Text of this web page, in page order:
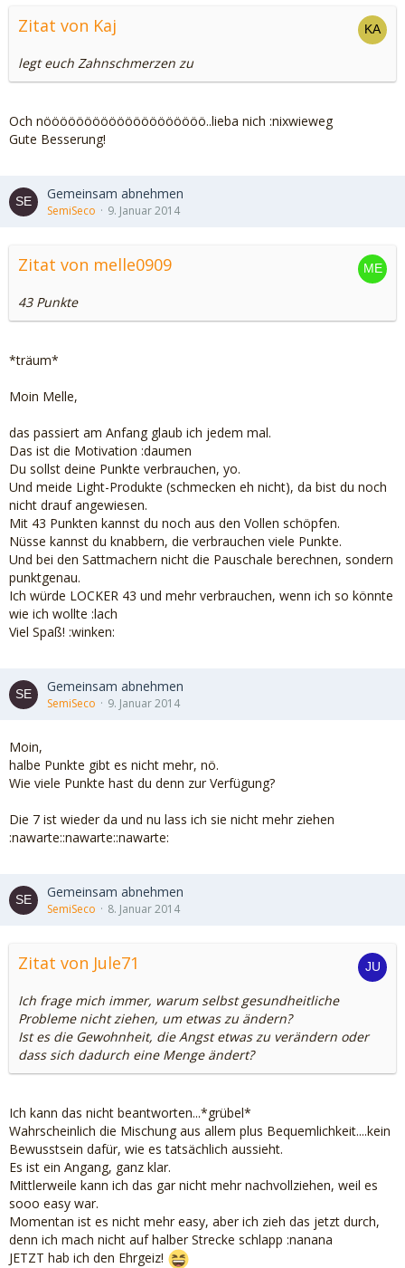
Zitat von Kaj
legt euch Zahnschmerzen zu
Och nöööööööööööööööööööö..lieba nich :nixwieweg
Gute Besserung!
Gemeinsam abnehmen
SemiSeco 9. Januar 2014
Zitat von melle0909
43 Punkte
*träum*
Moin Melle,
das passiert am Anfang glaub ich jedem mal.
Das ist die Motivation :daumen
Du sollst deine Punkte verbrauchen, yo.
Und meide Light-Produkte (schmecken eh nicht), da bist du noch
nicht drauf angewiesen.
Mit 43 Punkten kannst du noch aus den Vollen schöpfen.
Nüsse kannst du knabbern, die verbrauchen viele Punkte.
Und bei den Sattmachern nicht die Pauschale berechnen, sondern
punktgenau.
Ich würde LOCKER 43 und mehr verbrauchen, wenn ich so könnte
wie ich wollte :lach
Viel Spaß! :winken:
Gemeinsam abnehmen
SemiSeco 9. Januar 2014
Moin,
halbe Punkte gibt es nicht mehr, nö.
Wie viele Punkte hast du denn zur Verfügung?
Die 7 ist wieder da und nu lass ich sie nicht mehr ziehen
:nawarte::nawarte::nawarte:
Gemeinsam abnehmen
SemiSeco 8. Januar 2014
Zitat von Jule71
Ich frage mich immer, warum selbst gesundheitliche
Probleme nicht ziehen, um etwas zu ändern?
Ist es die Gewohnheit, die Angst etwas zu verändern oder
dass sich dadurch eine Menge ändert?
Ich kann das nicht beantworten...*grübel*
Wahrscheinlich die Mischung aus allem plus Bequemlichkeit....kein
Bewusstsein dafür, wie es tatsächlich aussieht.
Es ist ein Angang, ganz klar.
Mittlerweile kann ich das gar nicht mehr nachvollziehen, weil es
sooo easy war.
Momentan ist es nicht mehr easy, aber ich zieh das jetzt durch,
denn ich mach nicht auf halber Strecke schlapp :nanana
JETZT hab ich den Ehrgeiz!